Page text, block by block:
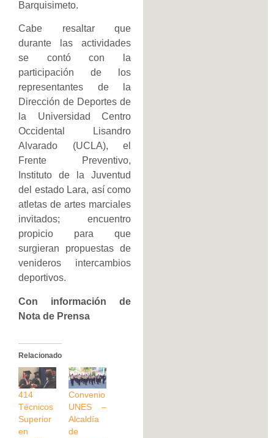
Barquisimeto.
Cabe resaltar que
durante las actividades
se contó con la
participación de los
representantes de la
Dirección de Deportes de
la Universidad Centro
Occidental Lisandro
Alvarado (UCLA), el
Frente Preventivo,
Instituto de la Juventud
del estado Lara, así como
atletas de artes marciales
invitados; encuentro
propicio para que
surgieran propuestas de
venideros intercambios
deportivos.
Con información de
Nota de Prensa
Relacionado
414
Técnicos
Superior
en
Convenio
UNES –
Alcaldía
de